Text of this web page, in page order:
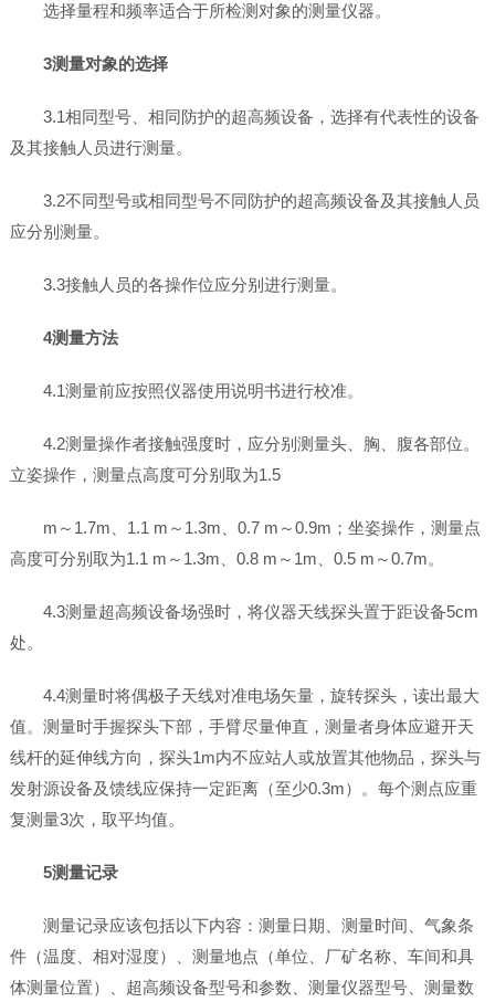
选择量程和频率适合于所检测对象的测量仪器。
3测量对象的选择
3.1相同型号、相同防护的超高频设备，选择有代表性的设备
及其接触人员进行测量。
3.2不同型号或相同型号不同防护的超高频设备及其接触人员
应分别测量。
3.3接触人员的各操作位应分别进行测量。
4测量方法
4.1测量前应按照仪器使用说明书进行校准。
4.2测量操作者接触强度时，应分别测量头、胸、腹各部位。
立姿操作，测量点高度可分别取为1.5
m～1.7m、1.1 m～1.3m、0.7 m～0.9m；坐姿操作，测量点
高度可分别取为1.1 m～1.3m、0.8 m～1m、0.5 m～0.7m。
4.3测量超高频设备场强时，将仪器天线探头置于距设备5cm
处。
4.4测量时将偶极子天线对准电场矢量，旋转探头，读出最大
值。测量时手握探头下部，手臂尽量伸直，测量者身体应避开天
线杆的延伸线方向，探头1m内不应站人或放置其他物品，探头与
发射源设备及馈线应保持一定距离（至少0.3m）。每个测点应重
复测量3次，取平均值。
5测量记录
测量记录应该包括以下内容：测量日期、测量时间、气象条
件（温度、相对湿度）、测量地点（单位、厂矿名称、车间和具
体测量位置）、超高频设备型号和参数、测量仪器型号、测量数